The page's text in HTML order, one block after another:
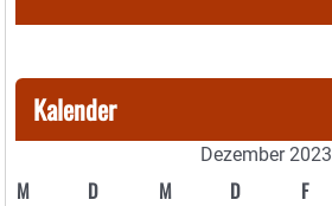
Kalender
Dezember 2023
M D M D F